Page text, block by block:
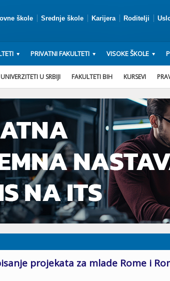
škole Srednje škole Karijera Roditelji
PRIVATNI FAKULTETI VISOKE ŠKOLE
UNIVERZITETI U SRBIJI FAKULTETI BIH KURSEVI
projekata za mlade Rome i